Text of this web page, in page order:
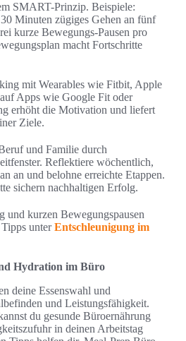
SMART-Prinzip. Beispiele:
Minuten zügiges Gehen an fünf
kurze Bewegungs-Pausen pro
macht Fortschritte
mit Wearables wie Fitbit, Apple
Apps wie Google Fit oder
erhöht die Motivation und liefert
Ziele.
und Familie durch
Reflektiere wöchentlich,
an und belohne erreichte Etappen.
sichern nachhaltigen Erfolg.
und kurzen Bewegungspausen
unterEntschleunigung im
Hydration im Büro
deine Essenswahl und
und Leistungsfähigkeit.
du gesunde Büroernährung
in deinen Arbeitstag